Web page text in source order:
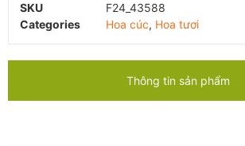
SKU
F24_43588
Categories
Hoa cúc, Hoa tươi
Thông tin sản phẩm